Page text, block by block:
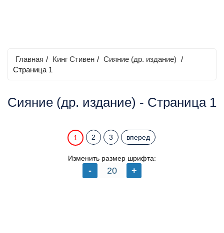
Главная / Кинг Стивен / Сияние (др. издание) /
Страница 1
Сияние (др. издание) - Страница 1
1 2 3 вперед
Изменить размер шрифта: